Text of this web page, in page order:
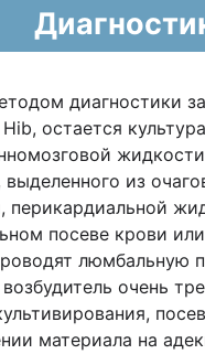
диагностики
остается
выделенного из
перикардиальной
посеве крови
люмбальную
очень
материала на